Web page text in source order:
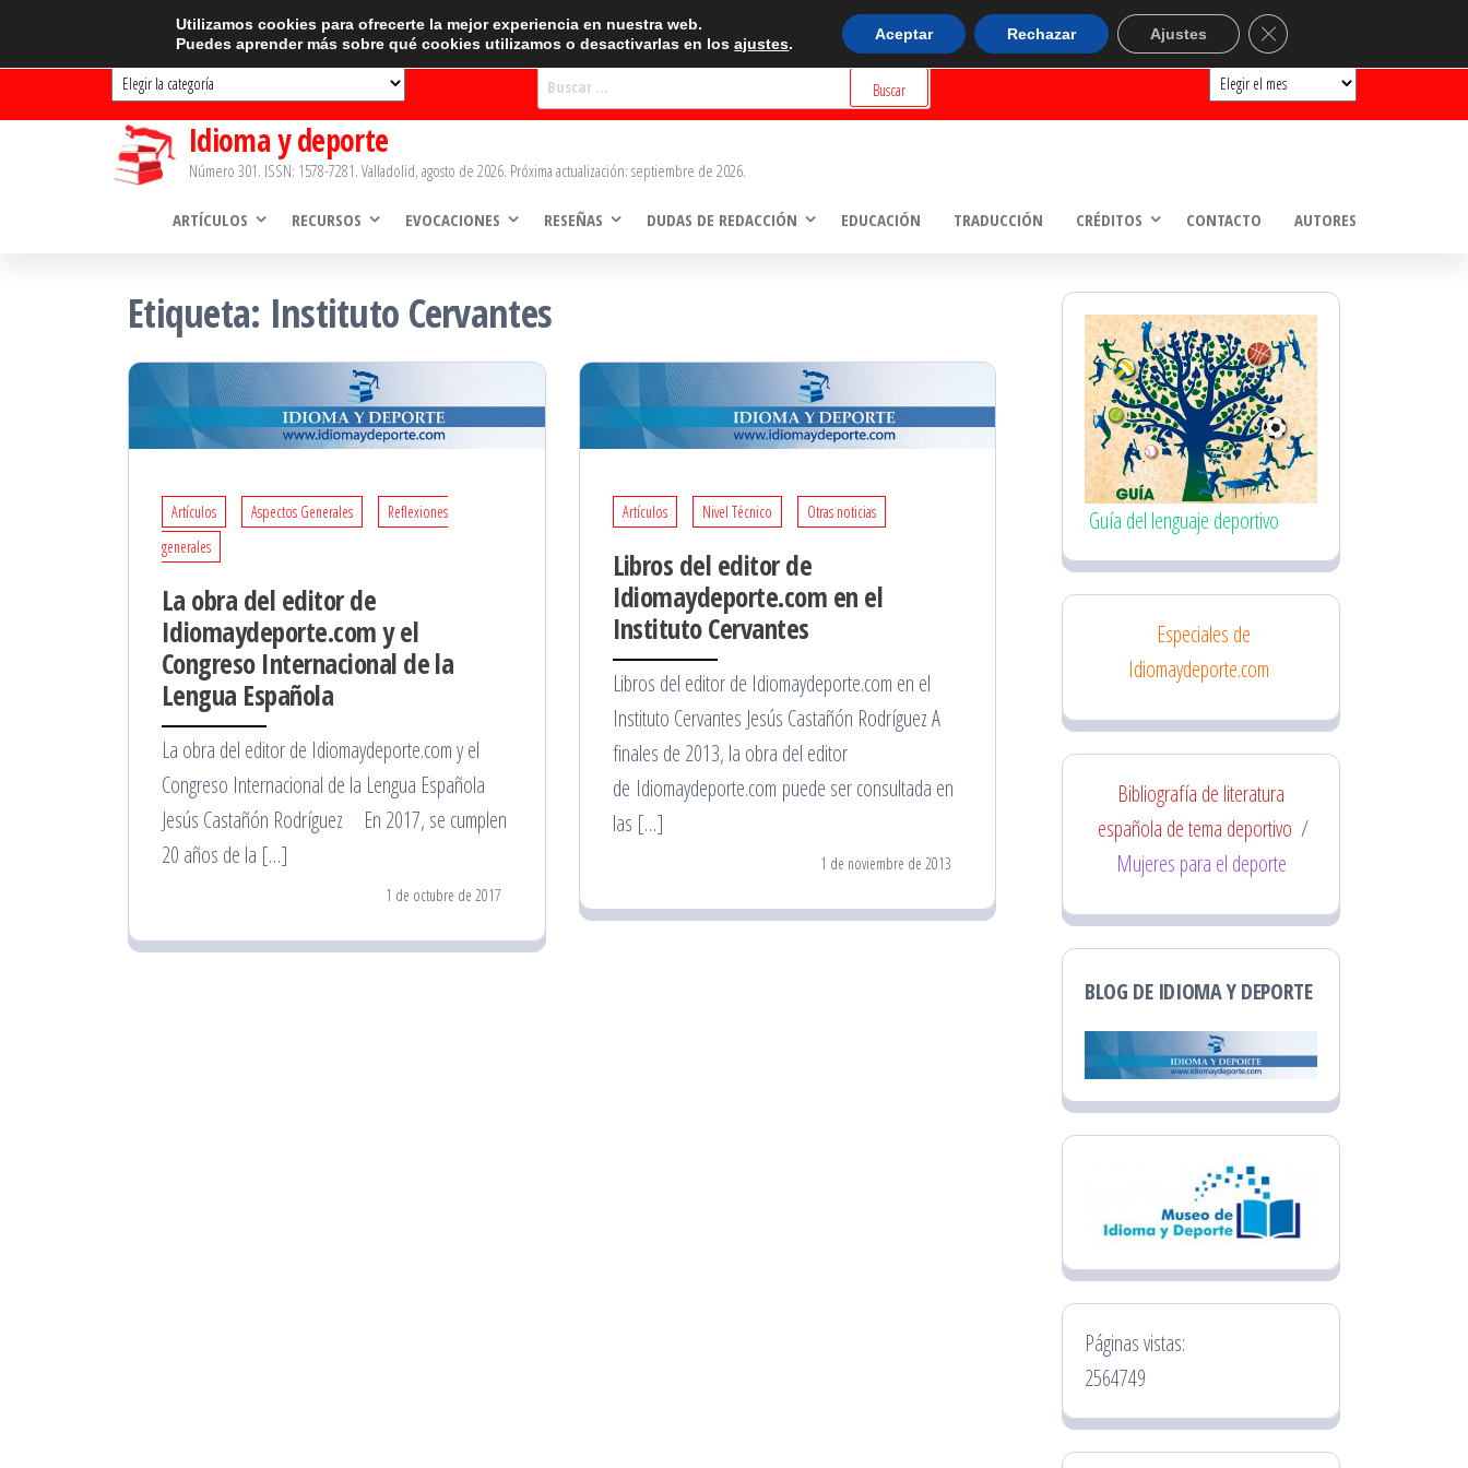
CATEGORÍAS
Categorías
BUSCADOR ARCHIVOS
Archivos
Idioma y deporte
Número 301. ISSN: 1578-7281. Valladolid, agosto de 2026. Próxima actualización: septiembre de 2026.
ARTÍCULOS RECURSOS EVOCACIONES RESEÑAS DUDAS DE REDACCIÓN EDUCACIÓN TRADUCCIÓN CRÉDITOS CONTACTO AUTORES
Etiqueta: Instituto Cervantes
Artículos Aspectos Generales
Reflexiones
generales
La obra del editor de
Idiomaydeporte.com y el
Congreso Internacional de la
Lengua Española
La obra del editor de Idiomaydeporte.com y el
Congreso Internacional de la Lengua Española
Jesús Castañón Rodríguez En 2017, se cumplen
20 años de la […]
1 de octubre de 2017
Artículos Nivel Técnico Otras noticias
Libros del editor de
Idiomaydeporte.com en el
Instituto Cervantes
Libros del editor de Idiomaydeporte.com en el
Instituto Cervantes Jesús Castañón Rodríguez A
finales de 2013, la obra del editor
de Idiomaydeporte.com puede ser consultada en
las […]
1 de noviembre de 2013
Guía del lenguaje deportivo
Especiales de
Idiomaydeporte.com
Bibliografía de literatura
española de tema deportivo /
Mujeres para el deporte
BLOG DE IDIOMA Y DEPORTE
Páginas vistas:
2564749
Utilizamos cookies para ofrecerte la mejor experiencia en nuestra web.
Puedes aprender más sobre qué cookies utilizamos o desactivarlas en losajustes.
Aceptar Rechazar Ajustes Cerrar el banner de cookies